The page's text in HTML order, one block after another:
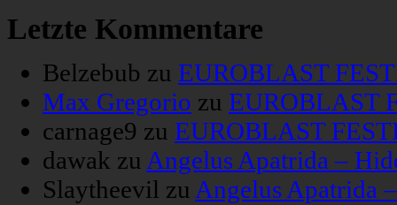
Letzte Kommentare
Belzebub zu EUROBLAST
Max Gregorio zu EUROBLAST
carnage9 zu EUROBLAST
dawak zu Angelus Apatrida –
Slaytheevil zu Angelus Apatrida